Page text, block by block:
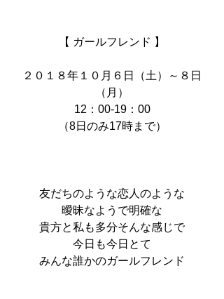
【 ガールフレンド 】
２０１８年１０月６日（土）～８日
（月）
12：00-19：00
（8日のみ17時まで）
友だちのような恋人のような
曖昧なようで明確な
貴方と私も多分そんな感じで
今日も今日とて
みんな誰かのガールフレンド